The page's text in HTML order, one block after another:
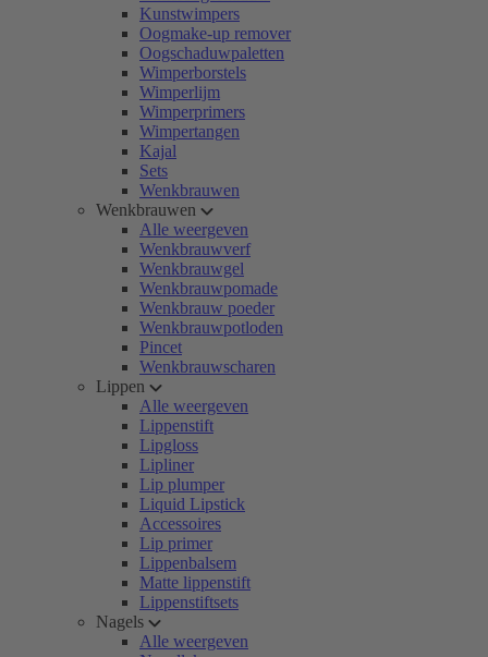
Kunstwimpers
Oogmake-up remover
Oogschaduwpaletten
Wimperborstels
Wimperlijm
Wimperprimers
Wimpertangen
Kajal
Sets
Wenkbrauwen
Wenkbrauwen
Alle weergeven
Wenkbrauwverf
Wenkbrauwgel
Wenkbrauwpomade
Wenkbrauw poeder
Wenkbrauwpotloden
Pincet
Wenkbrauwscharen
Lippen
Alle weergeven
Lippenstift
Lipgloss
Lipliner
Lip plumper
Liquid Lipstick
Accessoires
Lip primer
Lippenbalsem
Matte lippenstift
Lippenstiftsets
Nagels
Alle weergeven